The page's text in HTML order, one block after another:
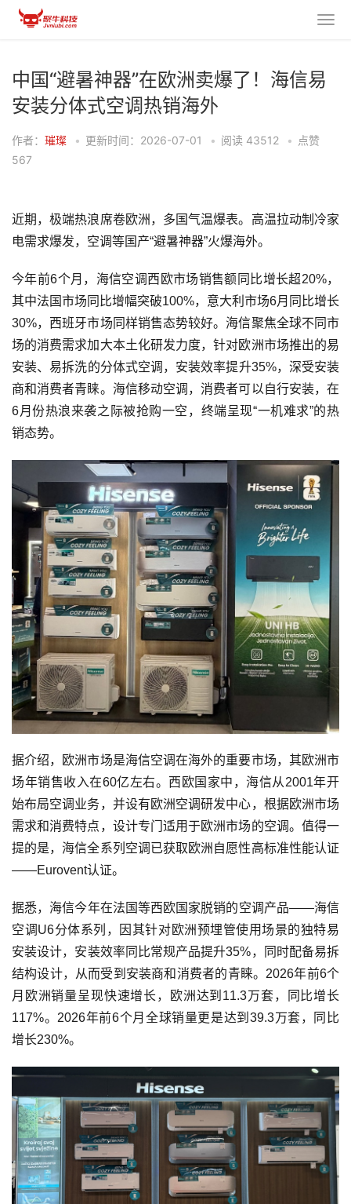
中国“避暑神器”在欧洲卖爆了！海信易
安装分体式空调热销海外
作者： 璀璨 • 更新时间：2026-07-01 • 阅读 43512 • 点赞
567
近期，极端热浪席卷欧洲，多国气温爆表。高温拉动制冷家
电需求爆发，空调等国产“避暑神器”火爆海外。
今年前6个月，海信空调西欧市场销售额同比增长超20%，
其中法国市场同比增幅突破100%，意大利市场6月同比增长
30%，西班牙市场同样销售态势较好。海信聚焦全球不同市
场的消费需求加大本土化研发力度，针对欧洲市场推出的易
安装、易拆洗的分体式空调，安装效率提升35%，深受安装
商和消费者青睐。海信移动空调，消费者可以自行安装，在
6月份热浪来袭之际被抢购一空，终端呈现“一机难求”的热
销态势。
据介绍，欧洲市场是海信空调在海外的重要市场，其欧洲市
场年销售收入在60亿左右。西欧国家中，海信从2001年开
始布局空调业务，并设有欧洲空调研发中心，根据欧洲市场
需求和消费特点，设计专门适用于欧洲市场的空调。值得一
提的是，海信全系列空调已获取欧洲自愿性高标准性能认证
——Eurovent认证。
据悉，海信今年在法国等西欧国家脱销的空调产品——海信
空调U6分体系列，因其针对欧洲预埋管使用场景的独特易
安装设计，安装效率同比常规产品提升35%，同时配备易拆
结构设计，从而受到安装商和消费者的青睐。2026年前6个
月欧洲销量呈现快速增长，欧洲达到11.3万套，同比增长
117%。2026年前6个月全球销量更是达到39.3万套，同比
增长230%。